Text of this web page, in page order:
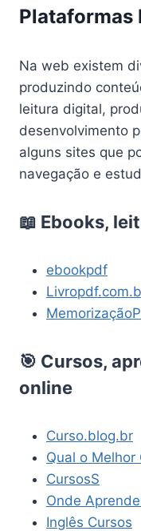
Plataformas
Na web existem
produzindo
leitura digital,
desenvolvimento
alguns sites que
navegação e
📖 Ebooks,
ebookpdf
🎯 Cursos,
online
Curso.blog.br
Qual o Melhor
CursosS
Onde
Inglês Cursos